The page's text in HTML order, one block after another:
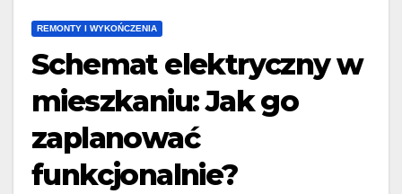
REMONTY I WYKOŃCZENIA
Schemat elektryczny w
mieszkaniu: Jak go
zaplanować
funkcjonalnie?